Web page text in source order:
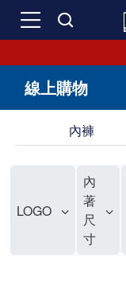
線上購物
內褲
LOGO
內
著
尺
寸